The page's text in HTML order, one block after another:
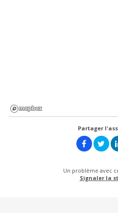
Partager
Un problème avec
Signaler la